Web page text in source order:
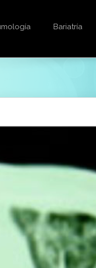
Bariatría